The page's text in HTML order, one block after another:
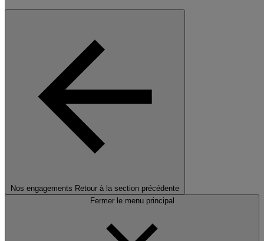
Nos engagements Retour à la section précédente
Fermer le menu principal